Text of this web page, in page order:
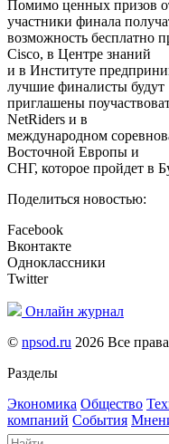
Помимо ценных призов
участники финала
возможность бесплатно
Cisco, в Центре знаний
и в Институте
лучшие финалисты будут
приглашены
NetRiders и в
международном
Восточной Европы и
СНГ, которое пройдет в
Поделиться новостью:
Facebook
Вконтакте
Одноклассники
Twitter
Онлайн журнал
© npsod.ru 2026 Все
Разделы
Экономика Общество
компаний События